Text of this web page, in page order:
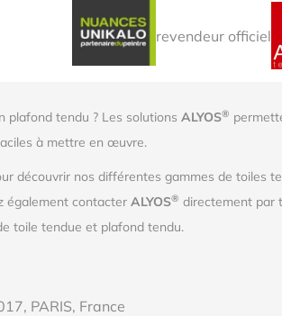
revendeur officiel
plafond tendu ? Les solutions ALYOS®
à mettre en œuvre.
découvrir nos différentes gammes de toiles
également contacter ALYOS® directement par
toile tendue et plafond tendu.
PARIS, France